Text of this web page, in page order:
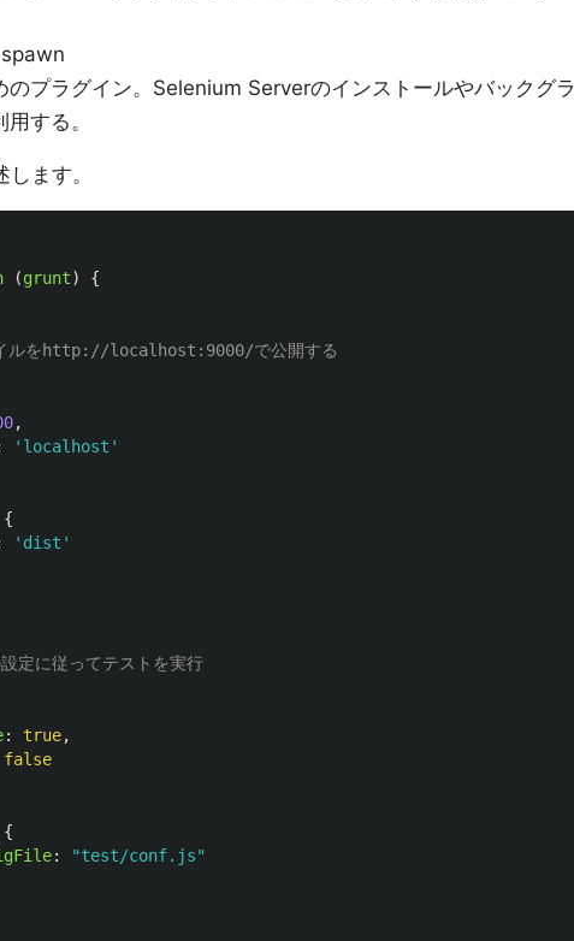
のプラグイン。Selenium Serverのインストールやバックグラ
する。
ます。
(grunt)
{
ルをhttp://localhost:9000/で公開する
,
' localhost '
{
' dist '
に従ってテストを実行
: true,
false
{
: "test/conf.js"